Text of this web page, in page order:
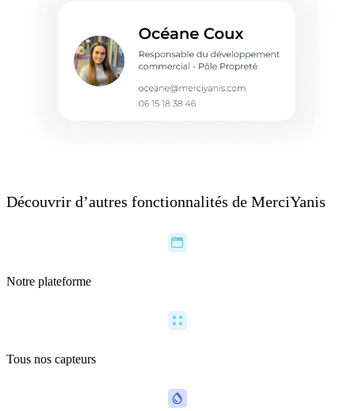
Découvrir d’autres fonctionnalités de MerciYanis
Notre plateforme
Tous nos capteurs